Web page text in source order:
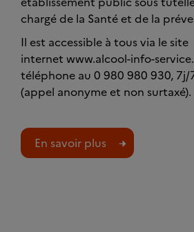
chargé de la Santé et de la
Il est accessible à tous via le site
internet www.alcool-info-
téléphone au 0 980 980 930, 7j/
(appel anonyme et non surtaxé).
En savoir plus